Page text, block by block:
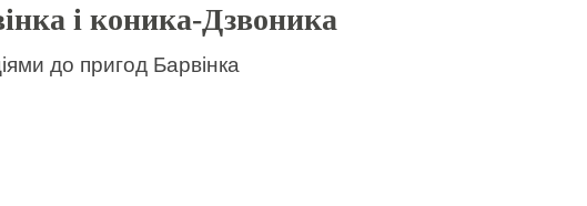
і коника-Дзвоника
до пригод Барвінка